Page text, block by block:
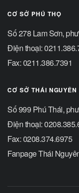
CƠ SỞ PHÚ THỌ
Số 278 Lam Sơn,
Điện thoại:
Fax: 0211.386.7391
CƠ SỞ THÁI NGUYÊN
Số 999 Phú Thái,
Điện thoại:
Fax: 0208.374.6975
Fanpage Thái